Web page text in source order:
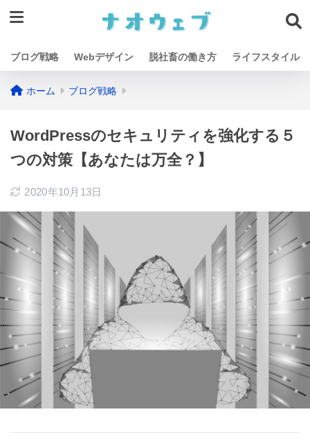
ブログ戦略 Webデザイン 脱社畜の働き方 ライフスタイル
ホーム ブログ戦略
WordPressのセキュリティを強化する５
つの対策【あなたは万全？】
2020年10月13日